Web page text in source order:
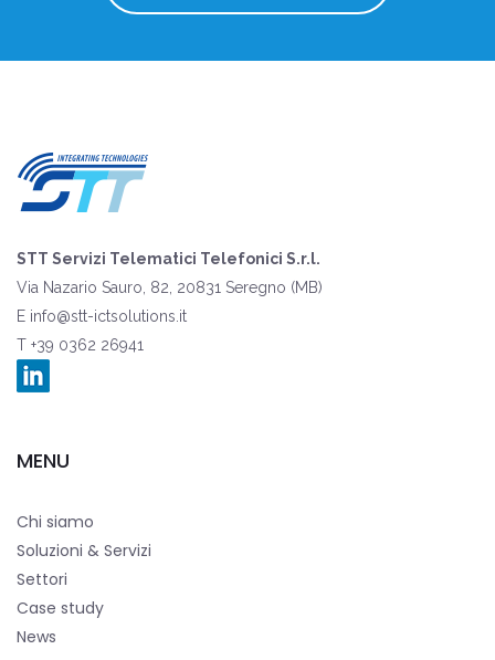
STT Servizi Telematici Telefonici S.r.l.
Via Nazario Sauro, 82, 20831 Seregno (MB)
E info@stt-ictsolutions.it
T +39 0362 26941
MENU
Chi siamo
Soluzioni & Servizi
Settori
Case study
News